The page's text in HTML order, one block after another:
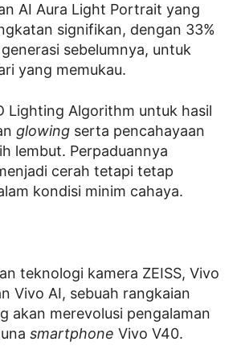
AI Aura Light Portrait yang
signifikan, dengan 33%
sebelumnya, untuk
yang memukau.
Lighting Algorithm untuk hasil
glowing serta pencahayaan
lembut. Perpaduannya
cerah tetapi tetap
kondisi minim cahaya.
teknologi kamera ZEISS, Vivo
Vivo AI, sebuah rangkaian
akan merevolusi pengalaman
smartphone Vivo V40.